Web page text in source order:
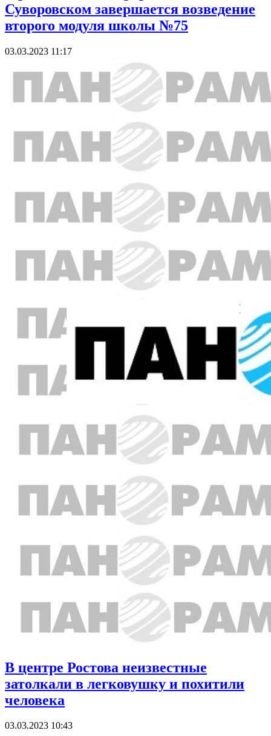
Суворовском завершается возведение
второго модуля школы №75
03.03.2023 11:17
В центре Ростова неизвестные
затолкали в легковушку и похитили
человека
03.03.2023 10:43